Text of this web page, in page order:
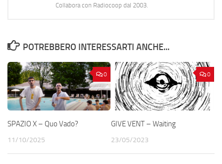
Collabora con Radiocoop dal 2003.
POTREBBERO INTERESSARTI ANCHE...
0
SPAZIO X – Quo Vado?
11/10/2025
0
GIVE VENT – Waiting
23/05/2023